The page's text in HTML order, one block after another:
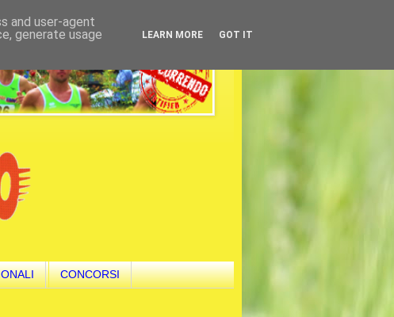
CONCORSI
and user-agent
generate usage
LEARN MORE GOT IT